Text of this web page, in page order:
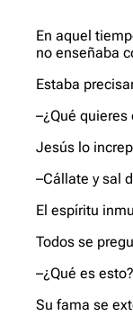
En aquel
no enseñaba
Estaba
–¿Qué
Jesús lo
–Cállate y sal
El espíritu
Todos se
–¿Qué es
Su fama se